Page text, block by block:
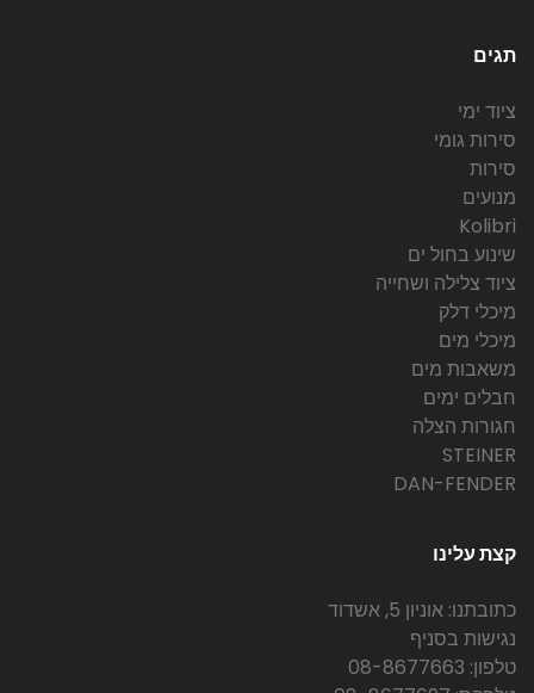
תגים
ציוד ימי
סירות גומי
סירות
מנועים
Kolibri
שינוע בחול ים
ציוד צלילה ושחייה
מיכלי דלק
מיכלי מים
משאבות מים
חבלים ימים
חגורות הצלה
STEINER
DAN-FENDER
קצת עלינו
כתובתנו: אוניון 5, אשדוד
נגישות בסניף
טלפון: 08-8677663